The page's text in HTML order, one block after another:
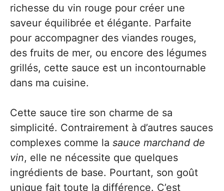
richesse du vin rouge pour créer une
saveur équilibrée et élégante. Parfaite
pour accompagner des viandes rouges,
des fruits de mer, ou encore des légumes
grillés, cette sauce est un incontournable
dans ma cuisine.
Cette sauce tire son charme de sa
simplicité. Contrairement à d’autres sauces
complexes comme la sauce marchand de
vin, elle ne nécessite que quelques
ingrédients de base. Pourtant, son goût
unique fait toute la différence. C’est